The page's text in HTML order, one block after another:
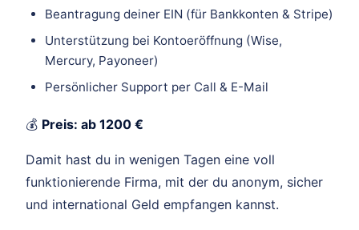
Beantragung deiner EIN (für Bankkonten & Stripe)
Unterstützung bei Kontoeröffnung (Wise,
Mercury, Payoneer)
Persönlicher Support per Call & E-Mail
💰 Preis: ab 1200 €
Damit hast du in wenigen Tagen eine voll
funktionierende Firma, mit der du anonym, sicher
und international Geld empfangen kannst.